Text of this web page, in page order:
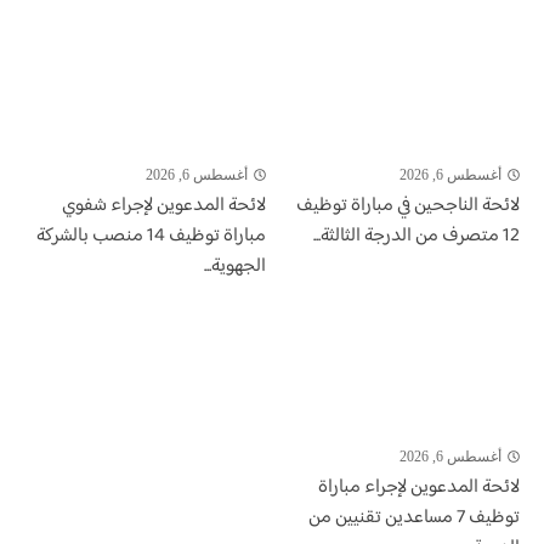
أغسطس 6, 2026
لائحة الناجحين في مباراة توظيف
12 متصرف من الدرجة الثالثة...
أغسطس 6, 2026
لائحة المدعوين لإجراء شفوي
مباراة توظيف 14 منصب بالشركة
الجهوية...
أغسطس 6, 2026
لائحة المدعوين لإجراء مباراة
توظيف 7 مساعدين تقنيين من